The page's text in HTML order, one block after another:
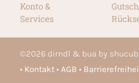
Konto &
Services
©2026 dirndl & bua by
Kontakt
AGB